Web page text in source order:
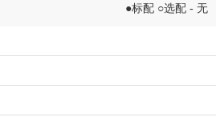
●标配 ○选配 - 无